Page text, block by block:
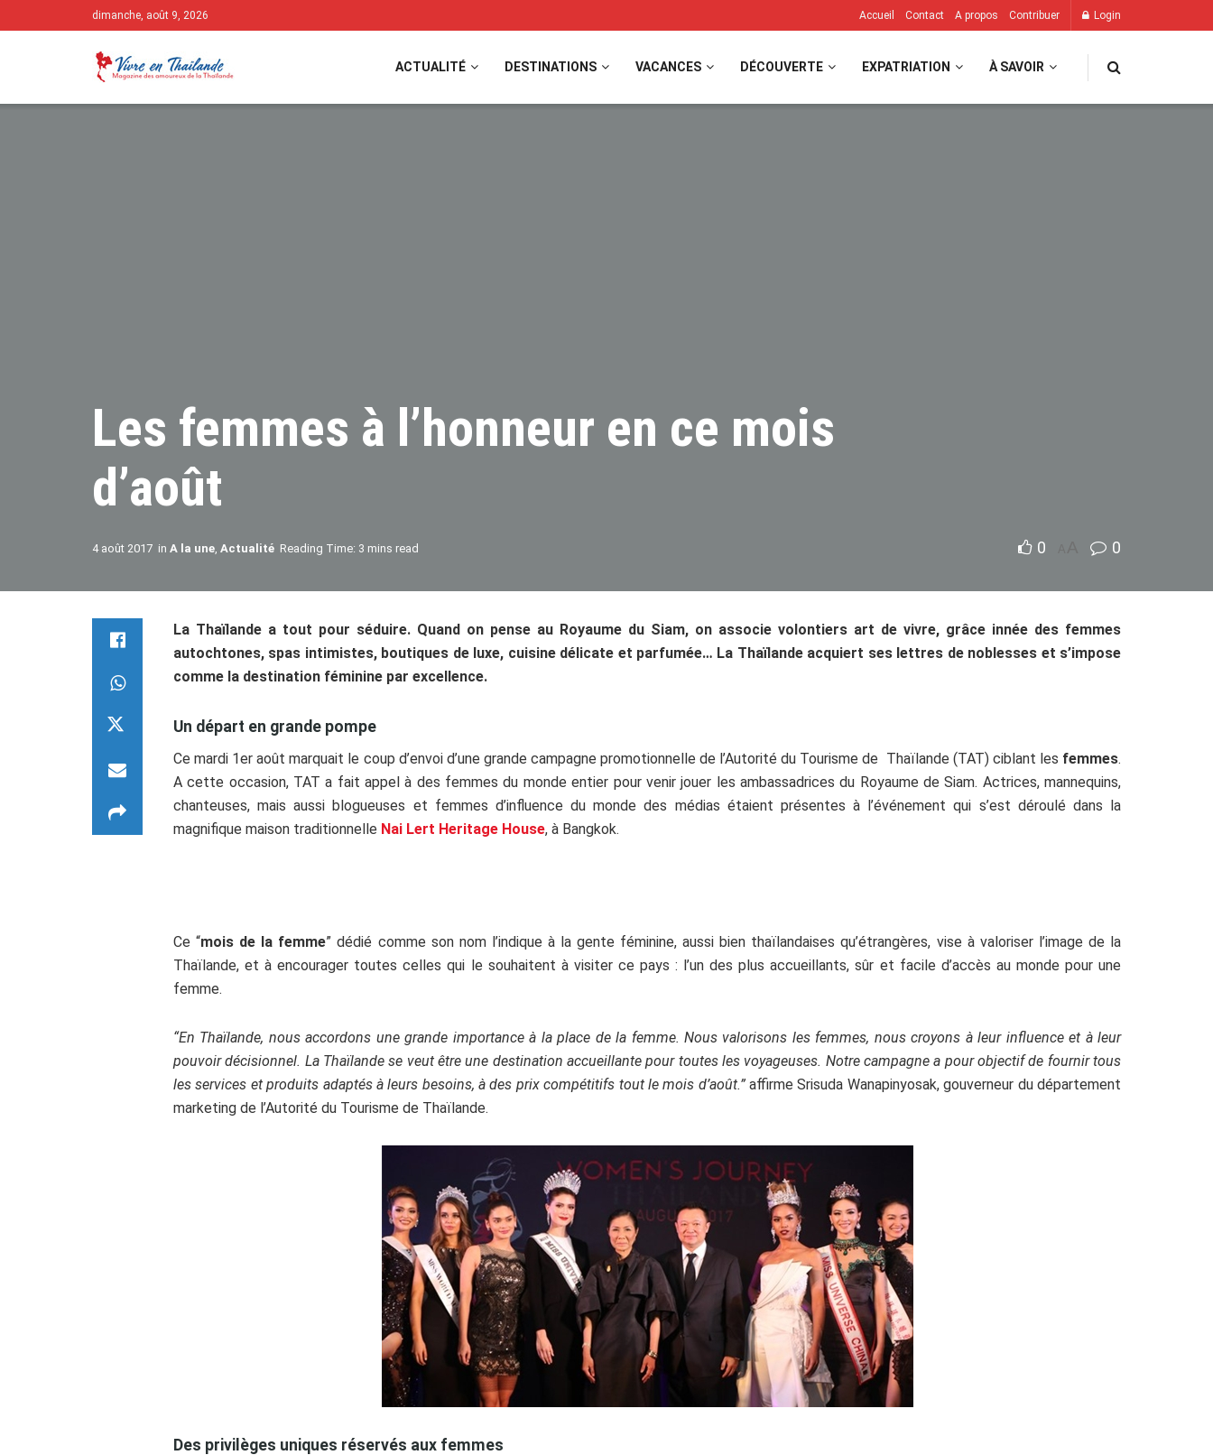
dimanche, août 9, 2026 Accueil Contact A propos Contribuer Login
ACTUALITÉ DESTINATIONS VACANCES DÉCOUVERTE EXPATRIATION À SAVOIR
Les femmes à l’honneur en ce mois
d’août
4 août 2017 in A la une, Actualité Reading Time: 3 mins read 0 0
La Thaïlande a tout pour séduire. Quand on pense au Royaume du Siam, on associe volontiers art de vivre, grâce innée des femmes
autochtones, spas intimistes, boutiques de luxe, cuisine délicate et parfumée… La Thaïlande acquiert ses lettres de noblesses et s’impose
comme la destination féminine par excellence.
Un départ en grande pompe
Ce mardi 1er août marquait le coup d’envoi d’une grande campagne promotionnelle de l’Autorité du Tourisme de Thaïlande (TAT) ciblant les femmes.
A cette occasion, TAT a fait appel à des femmes du monde entier pour venir jouer les ambassadrices du Royaume de Siam. Actrices, mannequins,
chanteuses, mais aussi blogueuses et femmes d’influence du monde des médias étaient présentes à l’événement qui s’est déroulé dans la
magnifique maison traditionnelle Nai Lert Heritage House, à Bangkok.
Ce “mois de la femme” dédié comme son nom l’indique à la gente féminine, aussi bien thaïlandaises qu’étrangères, vise à valoriser l’image de la
Thaïlande, et à encourager toutes celles qui le souhaitent à visiter ce pays : l’un des plus accueillants, sûr et facile d’accès au monde pour une
femme.
“En Thaïlande, nous accordons une grande importance à la place de la femme. Nous valorisons les femmes, nous croyons à leur influence et à leur
pouvoir décisionnel. La Thaïlande se veut être une destination accueillante pour toutes les voyageuses. Notre campagne a pour objectif de fournir tous
les services et produits adaptés à leurs besoins, à des prix compétitifs tout le mois d’août.”affirme Srisuda Wanapinyosak, gouverneur du département
marketing de l’Autorité du Tourisme de Thaïlande.
Des privilèges uniques réservés aux femmes